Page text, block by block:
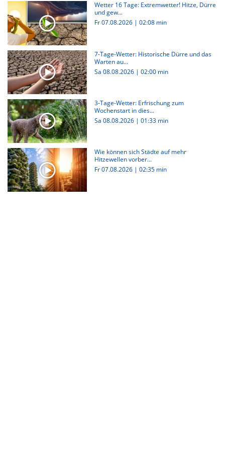
Wetter 16 Tage: Extremwetter! Hitze, Dürre
und gew...
Fr 07.08.2026 | 02:08 min
7-Tage-Wetter: Historische Dürre und das
Warten au...
Sa 08.08.2026 | 02:00 min
3-Tage-Wetter: Erfrischung zum
Wochenstart in dies...
Sa 08.08.2026 | 01:33 min
Wie können sich Städte auf mehr
Hitzewellen vorber...
Fr 07.08.2026 | 02:35 min